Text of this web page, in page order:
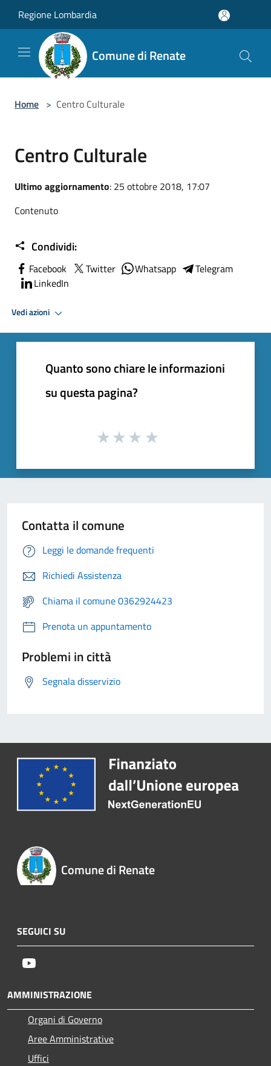
Regione Lombardia
Comune di Renate
Home > Centro Culturale
Centro Culturale
Ultimo aggiornamento: 25 ottobre 2018, 17:07
Contenuto
Condividi:
Facebook Twitter Whatsapp
Telegram
LinkedIn
Vedi azioni
Quanto sono chiare le informazioni
su questa pagina?
Contatta il comune
Leggi le domande frequenti
Richiedi Assistenza
Chiama il comune 0362924423
Prenota un appuntamento
Problemi in città
Segnala disservizio
Comune di Renate
SEGUICI SU
AMMINISTRAZIONE
Organi di Governo
Aree Amministrative
Uffici